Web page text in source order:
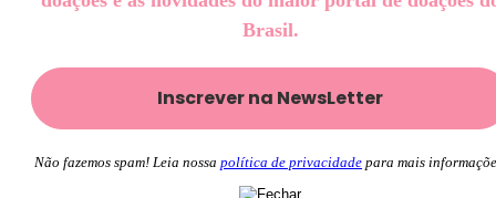
Brasil.
Não fazemos spam! Leia nossa política de privacidade para mais